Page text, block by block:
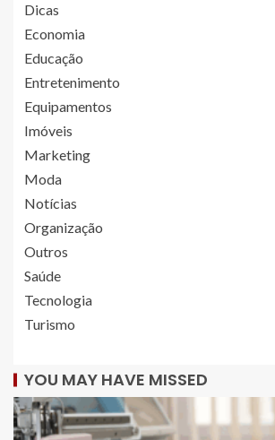
Dicas
Economia
Educação
Entretenimento
Equipamentos
Imóveis
Marketing
Moda
Notícias
Organização
Outros
Saúde
Tecnologia
Turismo
YOU MAY HAVE MISSED